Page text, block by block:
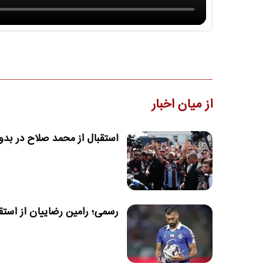
از میان اخبار
استقبال از محمد صلاح در
رسمی؛ رامین رضاییان از